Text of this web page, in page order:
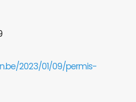
2023/01/09/permis-